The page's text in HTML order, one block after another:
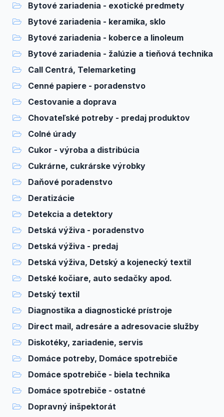
Bytové zariadenia - exotické predmety
Bytové zariadenia - keramika, sklo
Bytové zariadenia - koberce a linoleum
Bytové zariadenia - žalúzie a tieňová technika
Call Centrá, Telemarketing
Cenné papiere - poradenstvo
Cestovanie a doprava
Chovateľské potreby - predaj produktov
Colné úrady
Cukor - výroba a distribúcia
Cukrárne, cukrárske výrobky
Daňové poradenstvo
Deratizácie
Detekcia a detektory
Detská výživa - poradenstvo
Detská výživa - predaj
Detská výživa, Detský a kojenecký textil
Detské kočiare, auto sedačky apod.
Detský textil
Diagnostika a diagnostické prístroje
Direct mail, adresáre a adresovacie služby
Diskotéky, zariadenie, servis
Domáce potreby, Domáce spotrebiče
Domáce spotrebiče - biela technika
Domáce spotrebiče - ostatné
Dopravný inšpektorát